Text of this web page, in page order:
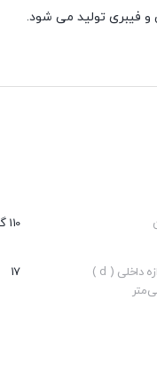
و فیبری تولید می شود.
:
بلبرینگ ها دارند
110 گرم
اندازه داخلی ( d )
17